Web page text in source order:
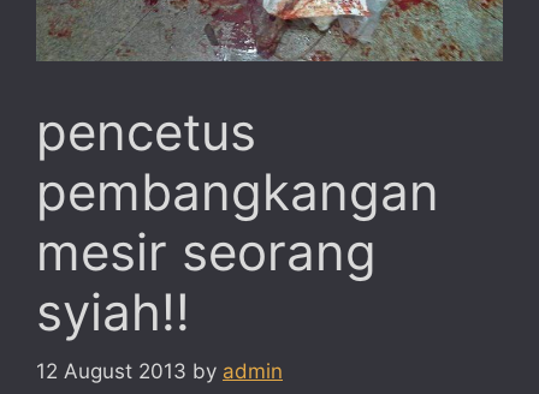
pencetus
pembangkangan
mesir seorang
syiah!!
12 August 2013 by admin